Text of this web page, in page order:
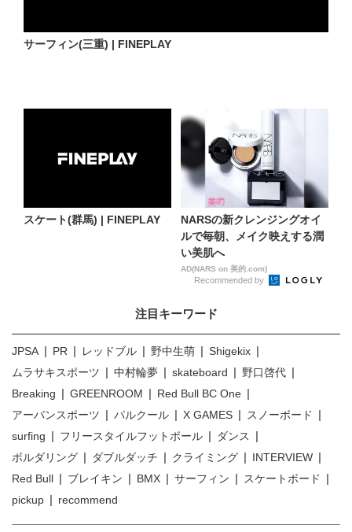
サーフィン(三重) | FINEPLAY
スケート(群馬) | FINEPLAY
NARSの新クレンジングオイ
ルで毎朝、メイク映えする潤
い美肌へ
AD(NARS on 美的.com)
Recommended by
注目キーワード
JPSA PR レッドブル 野中生萌
Shigekix
ムラサキスポーツ
中村輪夢 skateboard
野口啓代
Breaking
GREENROOM
Red Bull BC One
アーバンスポーツ
パルクール X GAMES
スノーボード
surfing
フリースタイルフットボール
ダンス
ボルダリング
ダブルダッチ クライミング
INTERVIEW
Red Bull
ブレイキン BMX サーフィン
スケートボード
pickup
recommend